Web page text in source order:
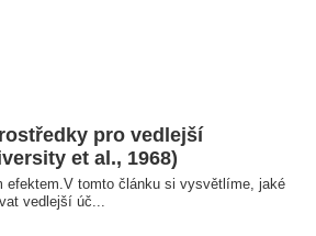
pro vedlejší
et al., 1968)
efektem.V tomto článku si vysvětlíme, jaké
vedlejší úč...